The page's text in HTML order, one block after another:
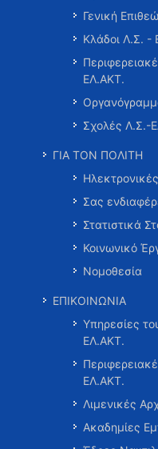
Γενική
Κλάδοι Λ.Σ. -
ΕΛ.ΑΚΤ.
Σχολές Λ.Σ.-
ΓΙΑ ΤΟΝ ΠΟΛΙΤΗ
Σας
Στατιστικά
Κοινωνικό
Νομοθεσία
ΕΠΙΚΟΙΝΩΝΙΑ
Υπηρεσίες
ΕΛ.ΑΚΤ.
ΕΛ.ΑΚΤ.
Λιμενικές
Ακαδημίες